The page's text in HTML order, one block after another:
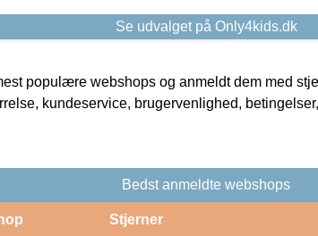
Se udvalget på Only4kids.dk
populære webshops og anmeldt dem med
kundeservice, brugervenlighed,
Bedst anmeldte webshops
Stjerner